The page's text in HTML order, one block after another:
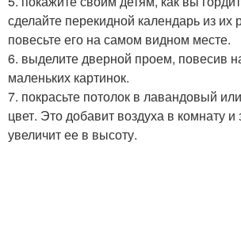
сделайте перекидной календарь из их
повесьте его на самом видном месте.
6. выделите дверной проем, повесив
маленьких картинок.
7. покрасьте потолок в лавандовый
цвет. Это добавит воздуха в комнату и
увеличит ее в высоту.